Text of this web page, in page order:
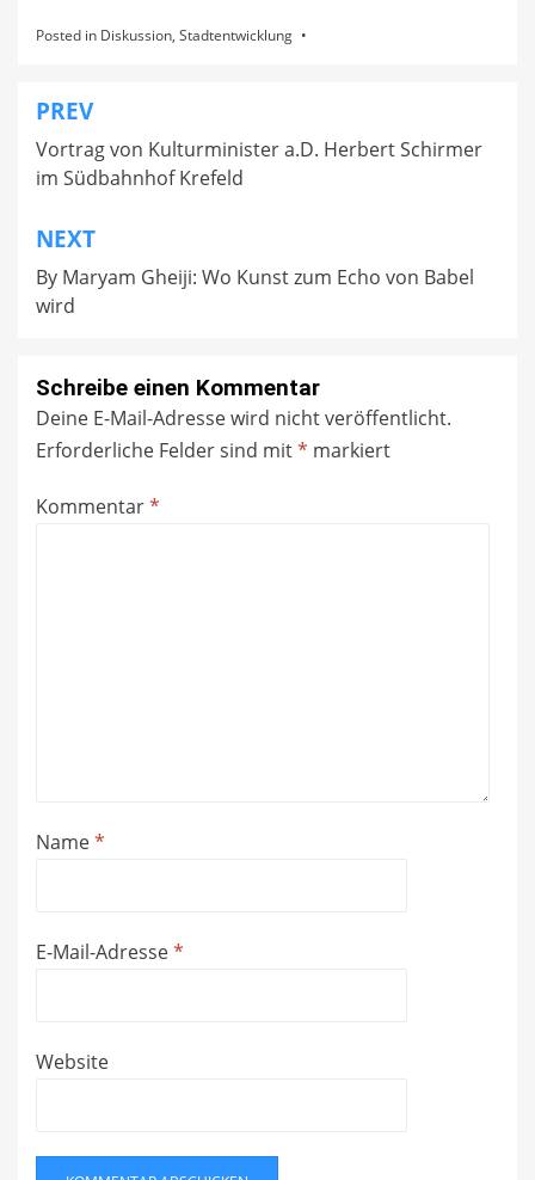
Posted in Diskussion, Stadtentwicklung
Beitragsnavigation
PREV
Vortrag von Kulturminister a.D. Herbert Schirmer
im Südbahnhof Krefeld
NEXT
By Maryam Gheiji: Wo Kunst zum Echo von Babel
wird
Schreibe einen Kommentar
Deine E-Mail-Adresse wird nicht veröffentlicht.
Erforderliche Felder sind mit* markiert
Kommentar*
Name*
E-Mail-Adresse*
Website